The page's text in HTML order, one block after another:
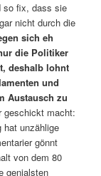
so fix, dass sie
nicht durch die
sich eh
die Politiker
deshalb lohnt
und
Austausch zu
geschickt macht:
hat unzählige
gönnt
von dem 80
genialsten